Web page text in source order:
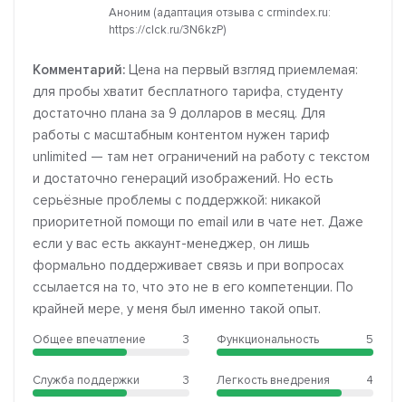
Аноним (адаптация отзыва с crmindex.ru:
https://clck.ru/3N6kzP)
Комментарий: Цена на первый взгляд приемлемая:
для пробы хватит бесплатного тарифа, студенту
достаточно плана за 9 долларов в месяц. Для
работы с масштабным контентом нужен тариф
unlimited — там нет ограничений на работу с текстом
и достаточно генераций изображений. Но есть
серьёзные проблемы с поддержкой: никакой
приоритетной помощи по email или в чате нет. Даже
если у вас есть аккаунт-менеджер, он лишь
формально поддерживает связь и при вопросах
ссылается на то, что это не в его компетенции. По
крайней мере, у меня был именно такой опыт.
Общее впечатление 3
Служба поддержки 3
Функциональность 5
Легкость внедрения 4